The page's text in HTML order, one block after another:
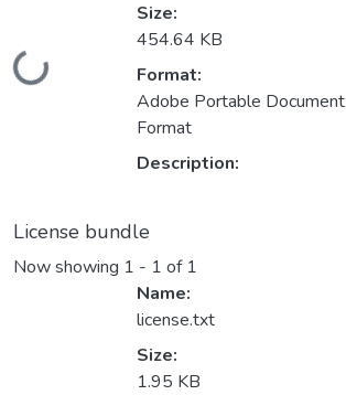
Loading...
Size:
454.64 KB
Format:
Adobe Portable Document
Format
Description:
License bundle
Now showing 1 - 1 of 1
Name:
license.txt
Size:
1.95 KB